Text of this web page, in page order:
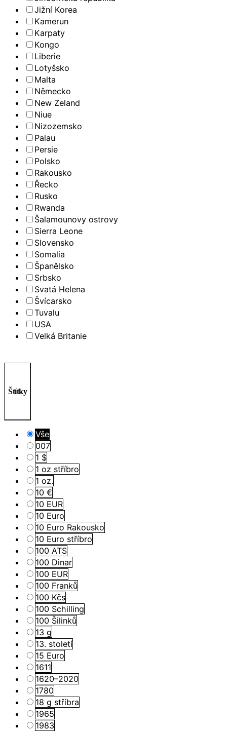
Jižní Korea
Kamerun
Karpaty
Kongo
Liberie
Lotyšsko
Malta
Německo
New Zeland
Niue
Nizozemsko
Palau
Persie
Polsko
Rakousko
Řecko
Rusko
Rwanda
Šalamounovy ostrovy
Sierra Leone
Slovensko
Somalia
Španělsko
Srbsko
Svatá Helena
Švícarsko
Tuvalu
USA
Velká Britanie
Štítky
Vše
007
1 $
1 oz stříbro
1 oz.
10 €
10 EUR
10 Euro
10 Euro Rakousko
10 Euro stříbro
100 ATS
100 Dinar
100 EUR
100 Franků
100 Kčs
100 Schilling
100 Šilinků
13 g
13. století
15 Euro
1611
1620–2020
1780
18 g stříbra
1965
1983